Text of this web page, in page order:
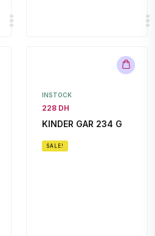
INSTOCK
228 DH
KINDER GAR 234 G
SALE!